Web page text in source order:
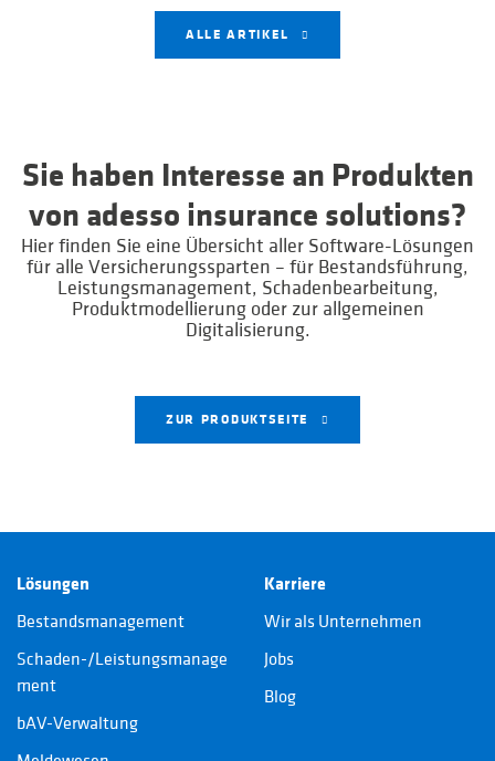
ALLE ARTIKEL
Sie haben Interesse an Produkten
von adesso insurance solutions?
Hier finden Sie eine Übersicht aller Software-Lösungen
für alle Versicherungssparten – für Bestandsführung,
Leistungsmanagement, Schadenbearbeitung,
Produktmodellierung oder zur allgemeinen
Digitalisierung.
ZUR PRODUKTSEITE
Lösungen
Bestandsmanagement
Schaden-/Leistungsmanage
ment
bAV-Verwaltung
Karriere
Wir als Unternehmen
Jobs
Blog